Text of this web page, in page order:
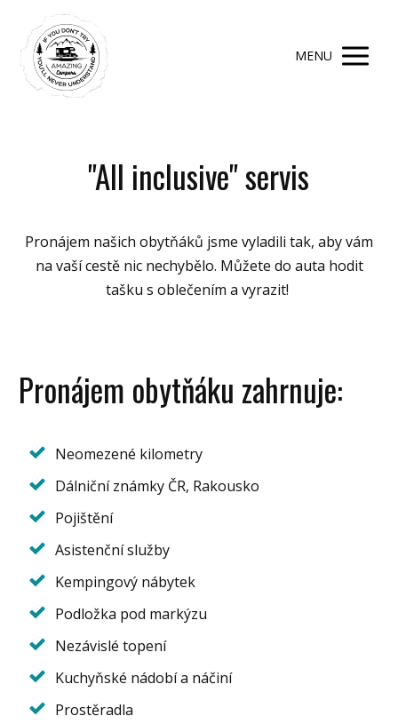
MENU
"All inclusive" servis
Pronájem našich obytňáků jsme vyladili tak, aby vám
na vaší cestě nic nechybělo. Můžete do auta hodit
tašku s oblečením a vyrazit!
Pronájem obytňáku zahrnuje:
Neomezené kilometry
Dálniční známky ČR, Rakousko
Pojištění
Asistenční služby
Kempingový nábytek
Podložka pod markýzu
Nezávislé topení
Kuchyňské nádobí a náčiní
Prostěradla